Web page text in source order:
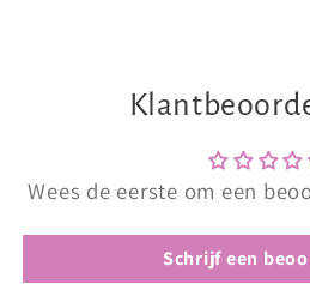
Wees de eerste om een
Schrijf een